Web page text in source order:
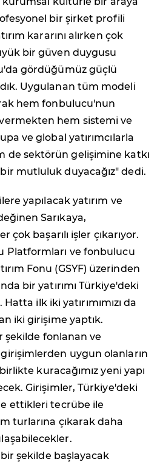
bir şirket profili
kararını alırken çok
bir güven duygusu
gördüğümüz güçlü
Uygulanan tüm modeli
hem fonbulucu'nun
hem sistemi ve
ve global yatırımcılarla
de sektörün gelişimine katkı
mutluluk duyacağız" dedi.
yapılacak yatırım ve
Sarıkaya,
çok başarılı işler çıkarıyor.
Platformları ve fonbulucu
Fonu (GSYF) üzerinden
bir yatırımı Türkiye'deki
ilk iki yatırımımızı da
iki girişime yaptık.
şekilde fonlanan ve
uygun olanların
kuracağımız yeni yapı
Girişimler, Türkiye'deki
ettikleri tecrübe ile
turlarına çıkarak daha
bir şekilde başlayacak